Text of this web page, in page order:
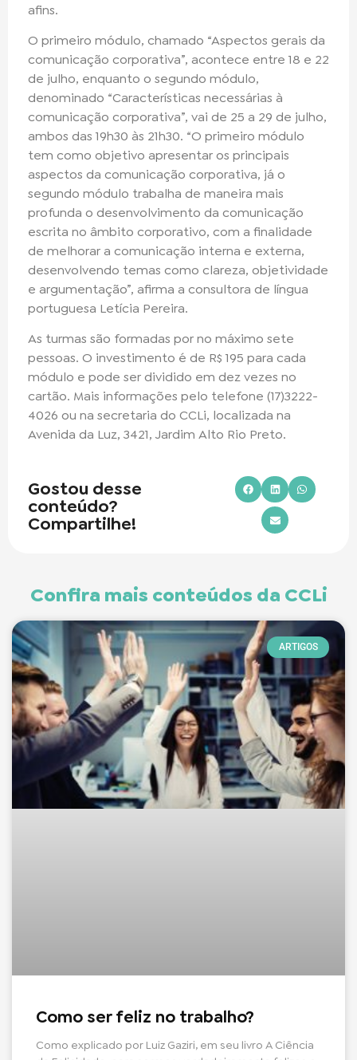
afins.
O primeiro módulo, chamado “Aspectos gerais da
comunicação corporativa”, acontece entre 18 e 22
de julho, enquanto o segundo módulo,
denominado “Características necessárias à
comunicação corporativa”, vai de 25 a 29 de julho,
ambos das 19h30 às 21h30. “O primeiro módulo
tem como objetivo apresentar os principais
aspectos da comunicação corporativa, já o
segundo módulo trabalha de maneira mais
profunda o desenvolvimento da comunicação
escrita no âmbito corporativo, com a finalidade
de melhorar a comunicação interna e externa,
desenvolvendo temas como clareza, objetividade
e argumentação”, afirma a consultora de língua
portuguesa Letícia Pereira.
As turmas são formadas por no máximo sete
pessoas. O investimento é de R$ 195 para cada
módulo e pode ser dividido em dez vezes no
cartão. Mais informações pelo telefone (17)3222-
4026 ou na secretaria do CCLi, localizada na
Avenida da Luz, 3421, Jardim Alto Rio Preto.
Gostou desse
conteúdo?
Compartilhe!
Confira mais conteúdos da CCLi
ARTIGOS
Como ser feliz no trabalho?
Como explicado por Luiz Gaziri, em seu livro A Ciência